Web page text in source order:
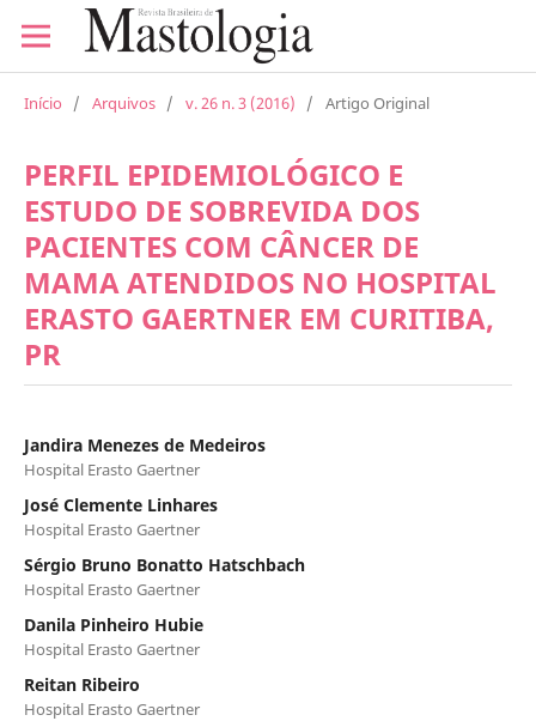
Início / Arquivos / v. 26 n. 3 (2016) / Artigo Original
PERFIL EPIDEMIOLÓGICO E
ESTUDO DE SOBREVIDA DOS
PACIENTES COM CÂNCER DE
MAMA ATENDIDOS NO HOSPITAL
ERASTO GAERTNER EM CURITIBA,
PR
Jandira Menezes de Medeiros
Hospital Erasto Gaertner
José Clemente Linhares
Hospital Erasto Gaertner
Sérgio Bruno Bonatto Hatschbach
Hospital Erasto Gaertner
Danila Pinheiro Hubie
Hospital Erasto Gaertner
Reitan Ribeiro
Hospital Erasto Gaertner